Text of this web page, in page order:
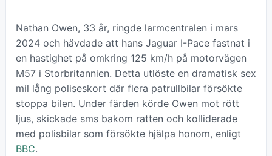
Nathan Owen, 33 år, ringde larmcentralen i mars
2024 och hävdade att hans Jaguar I-Pace fastnat i
en hastighet på omkring 125 km/h på motorvägen
M57 i Storbritannien. Detta utlöste en dramatisk sex
mil lång poliseskort där flera patrullbilar försökte
stoppa bilen. Under färden körde Owen mot rött
ljus, skickade sms bakom ratten och kolliderade
med polisbilar som försökte hjälpa honom, enligt
BBC.